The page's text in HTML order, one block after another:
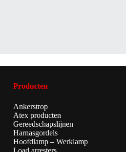
Producten
Ankerstrop
Atex producten
Gereedschapslijnen
Harnasgordels
Hoofdlamp – Werklamp
Load arresters